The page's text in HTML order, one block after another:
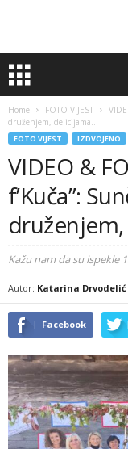
Home FOTO VIJEST
druženjem, delicijama...
FOTO VIJEST IZDVOJENO
VIDEO &
f’Kuča”:
Kažu nam da su ispekle
Autor: Katarina Drvodelić
Facebook